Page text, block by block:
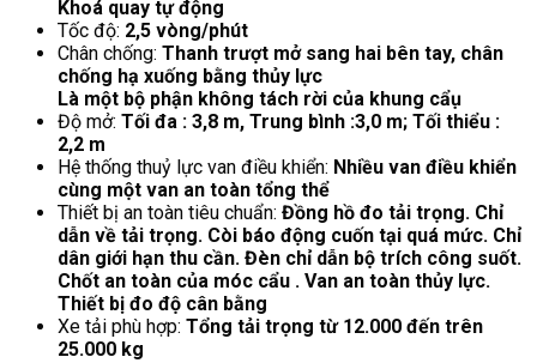
Khoá quay tự động
Tốc độ: 2,5 vòng/phút
Chân chống: Thanh trượt mở sang hai bên tay, chân
chống hạ xuống bằng thủy lực
Là một bộ phận không tách rời của khung cẩụ
Độ mở: Tối đa : 3,8 m, Trung bình :3,0 m; Tối thiểu :
2,2 m
Hệ thống thuỷ lực van điều khiển: Nhiều van điều khiển
cùng một van an toàn tổng thể
Thiết bị an toàn tiêu chuẩn: Đồng hồ đo tải trọng. Chỉ
dẫn về tải trọng. Còi báo động cuốn tại quá mức. Chỉ
dân giới hạn thu cần. Đèn chỉ dẫn bộ trích công suốt.
Chốt an toàn của móc cẩu . Van an toàn thủy lực.
Thiết bị đo độ cân bằng
Xe tải phù hợp: Tổng tải trọng từ 12.000 đến trên
25.000 kg